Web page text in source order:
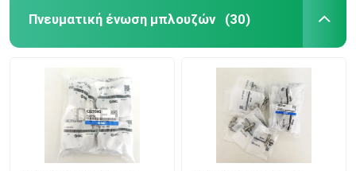
Πνευματική ένωση μπλουζών (30)